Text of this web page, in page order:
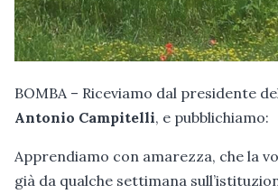
BOMBA – Riceviamo dal presidente
Antonio Campitelli, e pubblichiamo:
Apprendiamo con amarezza, che la
già da qualche settimana